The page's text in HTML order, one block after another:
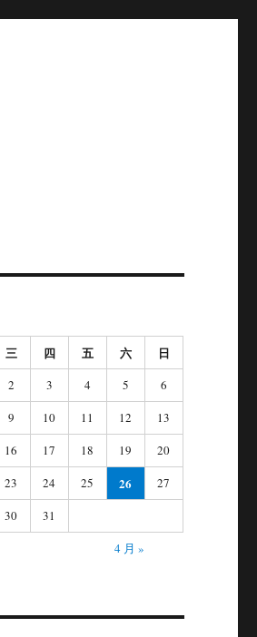
三 四 五 六
日
2 3 4 5
6
9 10 11 12
13
16 17 18 19
20
23 24 25 26
27
30
31
4 月 »